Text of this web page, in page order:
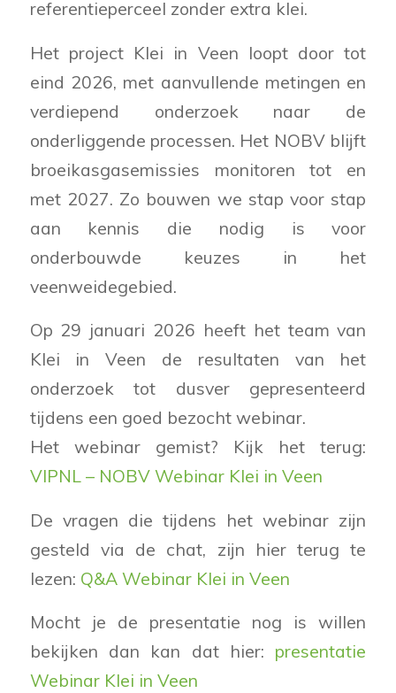
referentieperceel zonder extra klei.
Het project Klei in Veen loopt door tot
eind 2026, met aanvullende metingen en
verdiepend onderzoek naar de
onderliggende processen. Het NOBV blijft
broeikasgasemissies monitoren tot en
met 2027. Zo bouwen we stap voor stap
aan kennis die nodig is voor
onderbouwde keuzes in het
veenweidegebied.
Op 29 januari 2026 heeft het team van
Klei in Veen de resultaten van het
onderzoek tot dusver gepresenteerd
tijdens een goed bezocht webinar.
Het webinar gemist? Kijk het terug:
VIPNL – NOBV Webinar Klei in Veen
De vragen die tijdens het webinar zijn
gesteld via de chat, zijn hier terug te
lezen: Q&A Webinar Klei in Veen
Mocht je de presentatie nog is willen
bekijken dan kan dat hier: presentatie
Webinar Klei in Veen